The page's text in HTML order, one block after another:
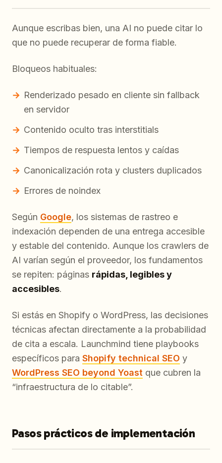
Aunque escribas bien, una AI no puede citar lo
que no puede recuperar de forma fiable.
Bloqueos habituales:
Renderizado pesado en cliente sin fallback
en servidor
Contenido oculto tras interstitials
Tiempos de respuesta lentos y caídas
Canonicalización rota y clusters duplicados
Errores de noindex
Según Google, los sistemas de rastreo e
indexación dependen de una entrega accesible
y estable del contenido. Aunque los crawlers de
AI varían según el proveedor, los fundamentos
se repiten: páginas rápidas, legibles y
accesibles.
Si estás en Shopify o WordPress, las decisiones
técnicas afectan directamente a la probabilidad
de cita a escala. Launchmind tiene playbooks
específicos para Shopify technical SEO y
WordPress SEO beyond Yoast que cubren la
“infraestructura de lo citable”.
Pasos prácticos de implementación